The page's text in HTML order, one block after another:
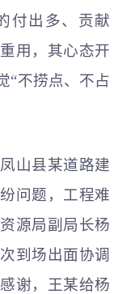
付出多、贡献
用，其心态开
“不捞点、不占
山县某道路建
问题，工程难
源局副局长杨
到场出面协调
谢，王某给杨